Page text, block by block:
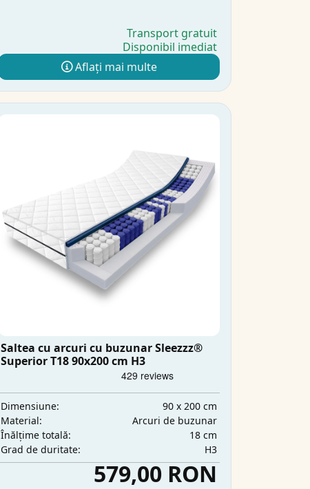
Transport gratuit
Disponibil imediat
Aflați mai multe
Saltea cu arcuri cu buzunar Sleezzz®
Superior T18 90x200 cm H3
Dimensiune:
90 x 200 cm
Material:
Arcuri de buzunar
Înălțime totală:
18 cm
Grad de duritate:
H3
579,00 RON